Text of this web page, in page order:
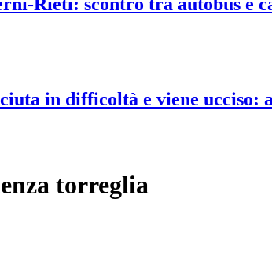
Rieti: scontro tra autobus e
in difficoltà e viene ucciso:
torreglia